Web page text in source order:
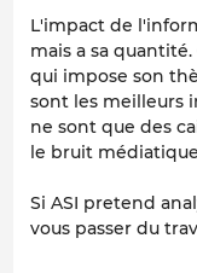
L'impact de
mais a sa
qui impose son
sont les meilleurs
ne sont que des
le bruit
Si ASI pretend
vous passer du